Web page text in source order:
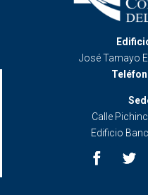
José Tamayo
Calle
Edificio